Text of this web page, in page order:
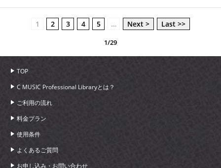
1 2 3 4 5 … Next > Last >>
1/29
TOP
C MUSIC Professional Libraryとは？
ご利用の流れ
料金プラン
使用条件
よくあるご質問
お申し込み・お問い合わせ